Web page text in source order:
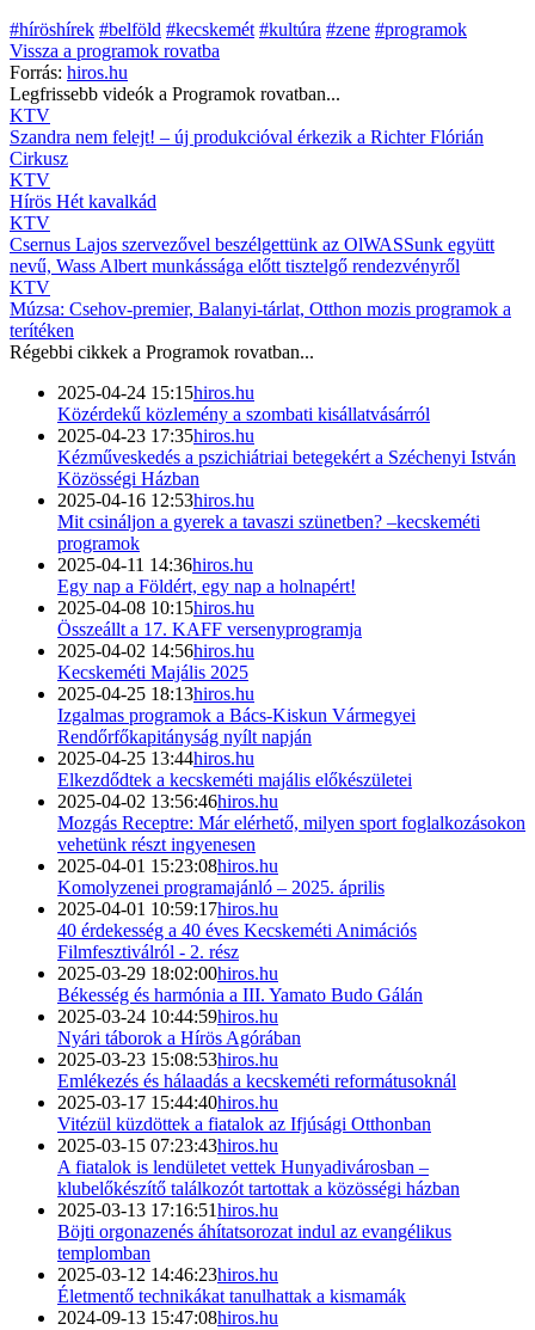
#híröshírek #belföld #kecskemét #kultúra #zene #programok
Vissza a programok rovatba
Forrás: hiros.hu
Legfrissebb videók a Programok rovatban...
KTV
Szandra nem felejt! – új produkcióval érkezik a Richter Flórián
Cirkusz
KTV
Hírös Hét kavalkád
KTV
Csernus Lajos szervezővel beszélgettünk az OlWASSunk együtt
nevű, Wass Albert munkássága előtt tisztelgő rendezvényről
KTV
Múzsa: Csehov-premier, Balanyi-tárlat, Otthon mozis programok a
terítéken
Régebbi cikkek a Programok rovatban...
2025-04-24 15:15hiros.hu
Közérdekű közlemény a szombati kisállatvásárról
2025-04-23 17:35hiros.hu
Kézműveskedés a pszichiátriai betegekért a Széchenyi István
Közösségi Házban
2025-04-16 12:53hiros.hu
Mit csináljon a gyerek a tavaszi szünetben? –kecskeméti
programok
2025-04-11 14:36hiros.hu
Egy nap a Földért, egy nap a holnapért!
2025-04-08 10:15hiros.hu
Összeállt a 17. KAFF versenyprogramja
2025-04-02 14:56hiros.hu
Kecskeméti Majális 2025
2025-04-25 18:13hiros.hu
Izgalmas programok a Bács-Kiskun Vármegyei
Rendőrfőkapitányság nyílt napján
2025-04-25 13:44hiros.hu
Elkezdődtek a kecskeméti majális előkészületei
2025-04-02 13:56:46hiros.hu
Mozgás Receptre: Már elérhető, milyen sport foglalkozásokon
vehetünk részt ingyenesen
2025-04-01 15:23:08hiros.hu
Komolyzenei programajánló – 2025. április
2025-04-01 10:59:17hiros.hu
40 érdekesség a 40 éves Kecskeméti Animációs
Filmfesztiválról - 2. rész
2025-03-29 18:02:00hiros.hu
Békesség és harmónia a III. Yamato Budo Gálán
2025-03-24 10:44:59hiros.hu
Nyári táborok a Hírös Agórában
2025-03-23 15:08:53hiros.hu
Emlékezés és hálaadás a kecskeméti reformátusoknál
2025-03-17 15:44:40hiros.hu
Vitézül küzdöttek a fiatalok az Ifjúsági Otthonban
2025-03-15 07:23:43hiros.hu
A fiatalok is lendületet vettek Hunyadivárosban –
klubelőkészítő találkozót tartottak a közösségi házban
2025-03-13 17:16:51hiros.hu
Böjti orgonazenés áhítatsorozat indul az evangélikus
templomban
2025-03-12 14:46:23hiros.hu
Életmentő technikákat tanulhattak a kismamák
2024-09-13 15:47:08hiros.hu